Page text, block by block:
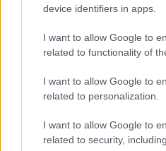
device identifiers in apps.
I want to allow Google to
related to functionality of
I want to allow Google to
related to personalization.
I want to allow Google to
related to security,
Tελευταίες Ειδήσεις
για